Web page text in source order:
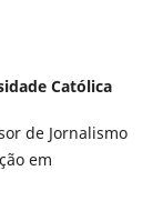
Católica
de Jornalismo
em